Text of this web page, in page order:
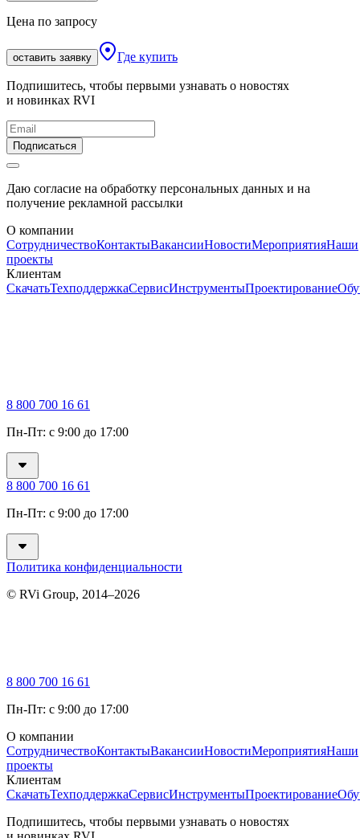
Цена по запросу
оставить заявку Где купить
Подпишитесь, чтобы первыми узнавать о новостях
и новинках RVI
Подписаться
Даю согласие на обработку персональных данных и на
получение рекламной рассылки
О компании
СотрудничествоКонтактыВакансииНовостиМероприятияНаши
проекты
Клиентам
СкачатьТехподдержкаСервисИнструментыПроектирование
8 800 700 16 61
Пн-Пт: с 9:00 до 17:00
8 800 700 16 61
Пн-Пт: с 9:00 до 17:00
Политика конфиденциальности
© RVi Group, 2014–2026
8 800 700 16 61
Пн-Пт: с 9:00 до 17:00
О компании
СотрудничествоКонтактыВакансииНовостиМероприятияНаши
проекты
Клиентам
СкачатьТехподдержкаСервисИнструментыПроектирование
Подпишитесь, чтобы первыми узнавать о новостях